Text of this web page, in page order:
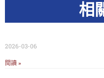
相
2026-03-06
閱讀 »